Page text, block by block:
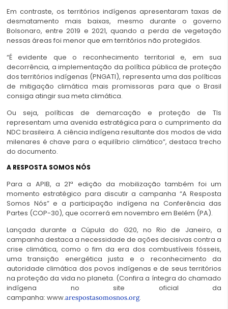
Em contraste, os territórios indígenas apresentaram taxas de
desmatamento mais baixas, mesmo durante o governo
Bolsonaro, entre 2019 e 2021, quando a perda de vegetação
nessas áreas foi menor que em territórios não protegidos.
“É evidente que o reconhecimento territorial e, em sua
decorrência, a implementação da política pública de proteção
dos territórios indígenas (PNGATI), representa uma das políticas
de mitigação climática mais promissoras para que o Brasil
consiga atingir sua meta climática.
Ou seja, políticas de demarcação e proteção de TIs
representam uma avenida estratégica para o cumprimento da
NDC brasileira. A ciência indígena resultante dos modos de vida
milenares é chave para o equilíbrio climático”, destaca trecho
do documento.
A RESPOSTA SOMOS NÓS
Para a APIB, a 21ª edição da mobilização também foi um
momento estratégico para discutir a campanha “A Resposta
Somos Nós” e a participação indígena na Conferência das
Partes (COP-30), que ocorrerá em novembro em Belém (PA).
Lançada durante a Cúpula do G20, no Rio de Janeiro, a
campanha destaca a necessidade de ações decisivas contra a
crise climática, como o fim da era dos combustíveis fósseis,
uma transição energética justa e o reconhecimento da
autoridade climática dos povos indígenas e de seus territórios
na proteção da vida no planeta. (Confira a íntegra do chamado
indígena no site oficial da
campanha: www.arespostasomosnos.org.